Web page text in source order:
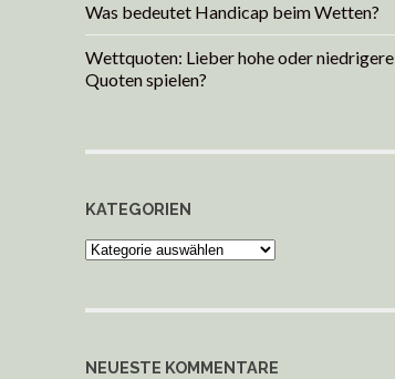
Was bedeutet Handicap beim Wetten?
Wettquoten: Lieber hohe oder niedrigere
Quoten spielen?
KATEGORIEN
Kategorien
NEUESTE KOMMENTARE